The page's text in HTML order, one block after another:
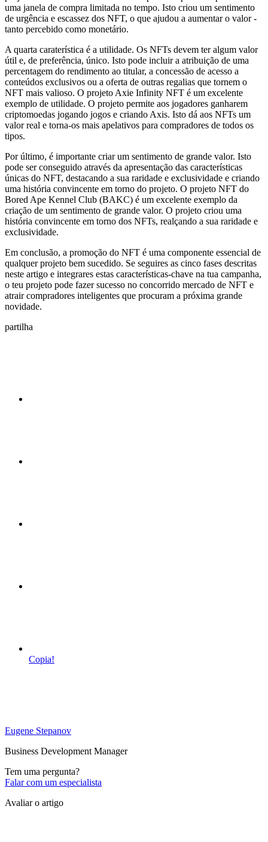
uma janela de compra limitada no tempo. Isto criou um sentimento
de urgência e escassez dos NFT, o que ajudou a aumentar o valor -
tanto percebido como monetário.
A quarta caraterística é a utilidade. Os NFTs devem ter algum valor
útil e, de preferência, único. Isto pode incluir a atribuição de uma
percentagem do rendimento ao titular, a concessão de acesso a
conteúdos exclusivos ou a oferta de outras regalias que tornem o
NFT mais valioso. O projeto Axie Infinity NFT é um excelente
exemplo de utilidade. O projeto permite aos jogadores ganharem
criptomoedas jogando jogos e criando Axis. Isto dá aos NFTs um
valor real e torna-os mais apelativos para compradores de todos os
tipos.
Por último, é importante criar um sentimento de grande valor. Isto
pode ser conseguido através da apresentação das características
únicas do NFT, destacando a sua raridade e exclusividade e criando
uma história convincente em torno do projeto. O projeto NFT do
Bored Ape Kennel Club (BAKC) é um excelente exemplo da
criação de um sentimento de grande valor. O projeto criou uma
história convincente em torno dos NFTs, realçando a sua raridade e
exclusividade.
Em conclusão, a promoção do NFT é uma componente essencial de
qualquer projeto bem sucedido. Se seguires as cinco fases descritas
neste artigo e integrares estas características-chave na tua campanha,
o teu projeto pode fazer sucesso no concorrido mercado de NFT e
atrair compradores inteligentes que procuram a próxima grande
novidade.
partilha
Copia!
Eugene Stepanov
Business Development Manager
Tem uma pergunta?
Falar com um especialista
Avaliar o artigo